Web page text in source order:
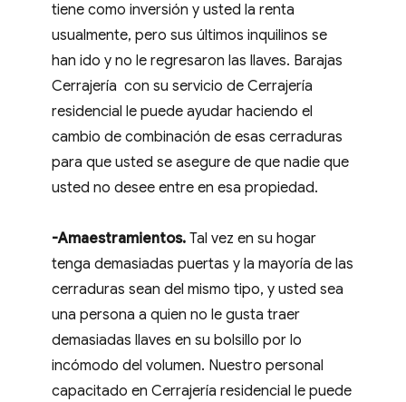
tiene como inversión y usted la renta
usualmente, pero sus últimos inquilinos se
han ido y no le regresaron las llaves. Barajas
Cerrajería con su servicio de Cerrajería
residencial le puede ayudar haciendo el
cambio de combinación de esas cerraduras
para que usted se asegure de que nadie que
usted no desee entre en esa propiedad.
-Amaestramientos.Tal vez en su hogar
tenga demasiadas puertas y la mayoría de las
cerraduras sean del mismo tipo, y usted sea
una persona a quien no le gusta traer
demasiadas llaves en su bolsillo por lo
incómodo del volumen. Nuestro personal
capacitado en Cerrajería residencial le puede